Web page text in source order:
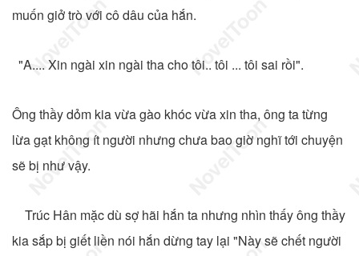
muốn giở trò với cô dâu của hắn.
"A.... Xin ngài xin ngài tha cho tôi.. tôi ... tôi sai rồi".
Ông thầy dỏm kia vừa gào khóc vừa xin tha, ông ta từng
lừa gạt không ít người nhưng chưa bao giờ nghĩ tới chuyện
sẽ bị như vậy.
Trúc Hân mặc dù sợ hãi hắn ta nhưng nhìn thấy ông thầy
kia sắp bị giết liền nói hắn dừng tay lại "Này sẽ chết người